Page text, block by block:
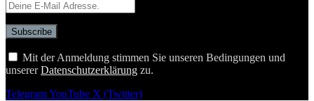
Mit der Anmeldung stimmen Sie unseren Bedingungen und
unsererDatenschutzerklärung zu.
TelegramYouTube X (Twitter)